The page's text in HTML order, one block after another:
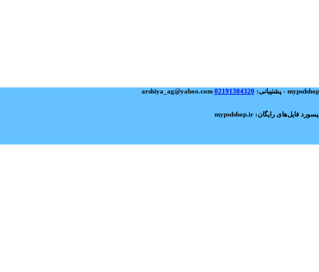
02191304320
پسورد فایل‌های رایگان: mypsdshop.ir